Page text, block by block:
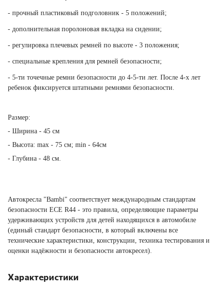
- прочный пластиковый подголовник - 5 положений;
- дополнительная поролоновая вкладка на сидении;
- регулировка плечевых ремней по высоте - 3 положения;
- специальные крепления для ремней безопасности;
- 5-ти точечные ремни безопасности до 4-5-ти лет. После 4-х лет
ребенок фиксируется штатными ремнями безопасности.
Размер:
- Ширина - 45 см
- Высота: max - 75 см; min - 64см
- Глубина - 48 см.
Автокресла "Bambi" соответствует международным стандартам
безопасности ЕСЕ R44 - это правила, определяющие параметры
удерживающих устройств для детей находящихся в автомобиле
(единый стандарт безопасности, в который включены все
технические характеристики, конструкции, техника тестирования и
оценки надёжности и безопасности автокресел).
Характеристики